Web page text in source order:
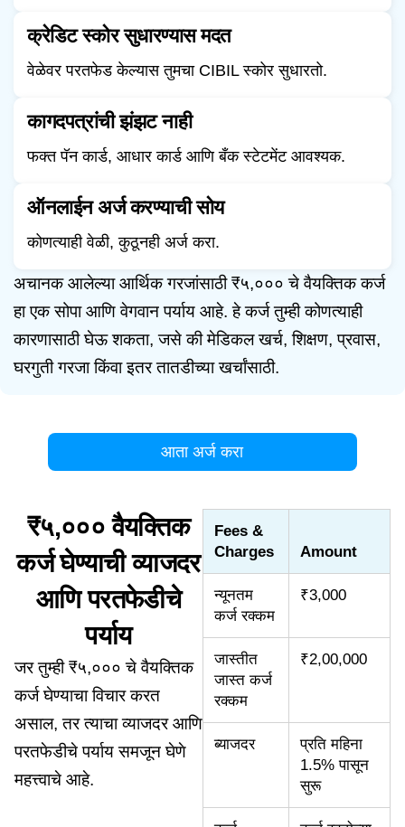
क्रेडिट स्कोर सुधारण्यास मदत
वेळेवर परतफेड केल्यास तुमचा CIBIL स्कोर सुधारतो.
कागदपत्रांची झंझट नाही
फक्त पॅन कार्ड, आधार कार्ड आणि बँक स्टेटमेंट आवश्यक.
ऑनलाईन अर्ज करण्याची सोय
कोणत्याही वेळी, कुठूनही अर्ज करा.
अचानक आलेल्या आर्थिक गरजांसाठी ₹५,००० चे वैयक्तिक कर्ज
हा एक सोपा आणि वेगवान पर्याय आहे. हे कर्ज तुम्ही कोणत्याही
कारणासाठी घेऊ शकता, जसे की मेडिकल खर्च, शिक्षण, प्रवास,
घरगुती गरजा किंवा इतर तातडीच्या खर्चांसाठी.
आता अर्ज करा
₹५,००० वैयक्तिक
कर्ज घेण्याची व्याजदर
आणि परतफेडीचे
पर्याय
जर तुम्ही ₹५,००० चे वैयक्तिक
कर्ज घेण्याचा विचार करत
असाल, तर त्याचा व्याजदर आणि
परतफेडीचे पर्याय समजून घेणे
महत्त्वाचे आहे.
Fees &
Charges
Amount
न्यूनतम
कर्ज रक्कम
₹3,000
जास्तीत
जास्त कर्ज
रक्कम
₹2,00,000
ब्याजदर
प्रति महिना
1.5% पासून
सुरू